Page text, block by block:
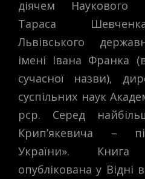
діячем Наукового
Тараса
Львівського
імені Івана Франка
сучасної назви),
суспільних наук
рср. Серед
Крип’якевича –
України».
опублікована у Відні